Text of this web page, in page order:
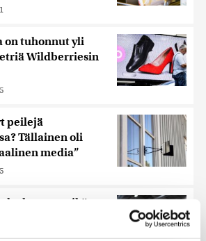
on tuhonnut yli
Wildberriesin
peilejä
Tällainen oli
media”
kertoo, mikä